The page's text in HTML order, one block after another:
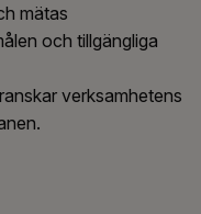
mätas
och tillgängliga
verksamhetens